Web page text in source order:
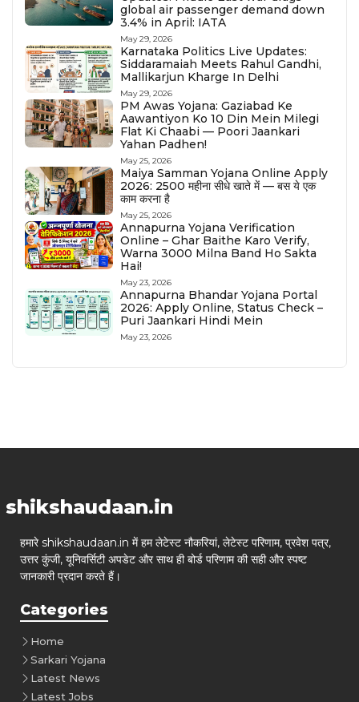
global air passenger demand down
3.4% in April: IATA
May 29, 2026
Karnataka Politics Live Updates:
Siddaramaiah Meets Rahul Gandhi,
Mallikarjun Kharge In Delhi
May 29, 2026
PM Awas Yojana: Gaziabad Ke
Aawantiyon Ko 10 Din Mein Milegi
Flat Ki Chaabi — Poori Jaankari
Yahan Padhen!
May 25, 2026
Maiya Samman Yojana Online Apply
2026: ₹2500 महीना सीधे खाते में — बस ये एक
काम करना है
May 25, 2026
Annapurna Yojana Verification
Online – Ghar Baithe Karo Verify,
Warna ₹3000 Milna Band Ho Sakta
Hai!
May 23, 2026
Annapurna Bhandar Yojana Portal
2026: Apply Online, Status Check –
Puri Jaankari Hindi Mein
May 23, 2026
shikshaudaan.in
हमारे shikshaudaan.in में हम लेटेस्ट नौकरियां, लेटेस्ट परिणाम, प्रवेश पत्र,
उत्तर कुंजी, यूनिवर्सिटी अपडेट और साथ ही बोर्ड परिणाम की सही और स्पष्ट
जानकारी प्रदान करते हैं।
Categories
Home
Sarkari Yojana
Latest News
Latest Jobs